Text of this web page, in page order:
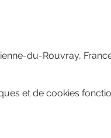
du-Rouvray,
et de cookies